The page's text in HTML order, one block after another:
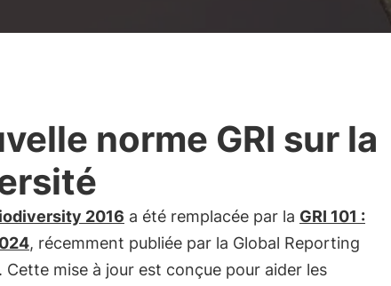
norme GRI sur la
2016 a été remplacée par la GRI 101 :
, récemment publiée par la Global Reporting
Cette mise à jour est conçue pour aider les